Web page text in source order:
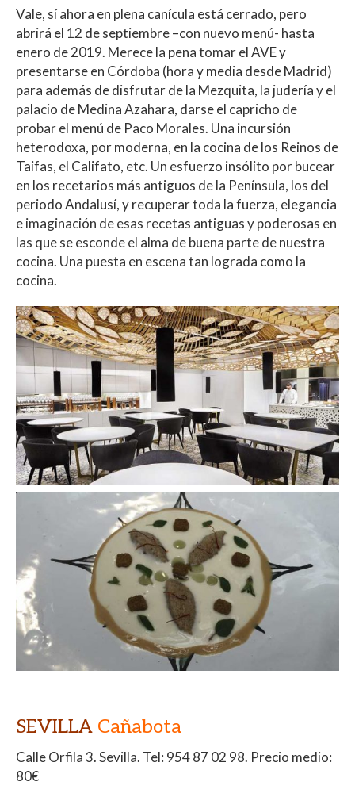
Vale, sí ahora en plena canícula está cerrado, pero
abrirá el 12 de septiembre –con nuevo menú- hasta
enero de 2019. Merece la pena tomar el AVE y
presentarse en Córdoba (hora y media desde Madrid)
para además de disfrutar de la Mezquita, la judería y el
palacio de Medina Azahara, darse el capricho de
probar el menú de Paco Morales. Una incursión
heterodoxa, por moderna, en la cocina de los Reinos de
Taifas, el Califato, etc. Un esfuerzo insólito por bucear
en los recetarios más antiguos de la Península, los del
periodo Andalusí, y recuperar toda la fuerza, elegancia
e imaginación de esas recetas antiguas y poderosas en
las que se esconde el alma de buena parte de nuestra
cocina. Una puesta en escena tan lograda como la
cocina.
SEVILLA Cañabota
Calle Orfila 3.Sevilla. Tel: 954 87 02 98. Precio medio:
80€